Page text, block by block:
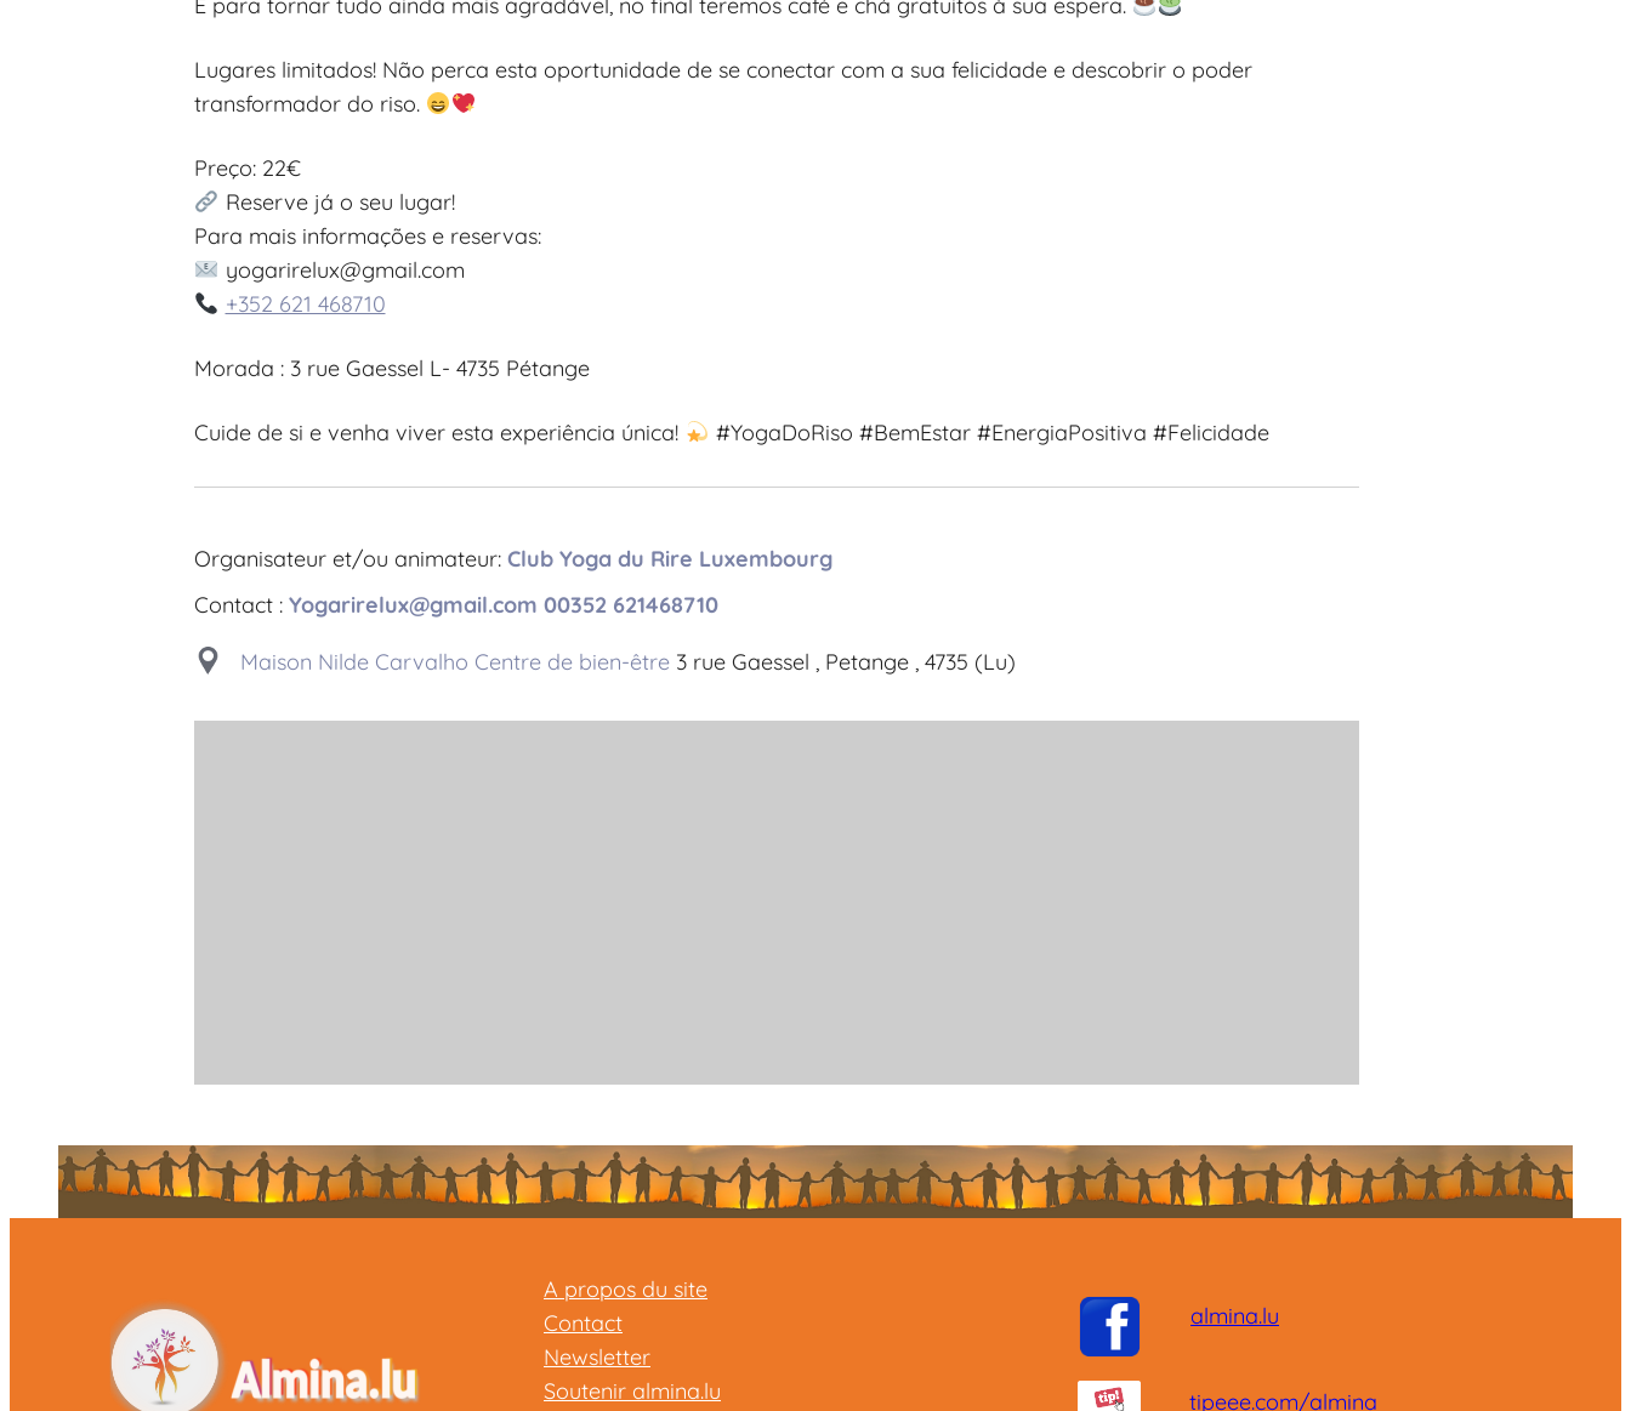
Lugares limitados! Não perca esta oportunidade de se conectar com a sua felicidade e descobrir o poder
transformador do riso.
Preço: 22€
Reserve já o seu lugar!
Para mais informações e reservas:
yogarirelux@gmail.com
+352 621 468710
Morada : 3 rue Gaessel L- 4735 Pétange
Cuide de si e venha viver esta experiência única! #YogaDoRiso #BemEstar #EnergiaPositiva #Felicidade
Organisateur et/ou animateur: Club Yoga du Rire Luxembourg
Contact : Yogarirelux@gmail.com 00352 621468710
Maison Nilde Carvalho Centre de bien-être 3 rue Gaessel , Petange , 4735 (Lu)
A propos du site
Contact
Newsletter
Soutenir almina.lu
almina.lu
tipeee.com/almina